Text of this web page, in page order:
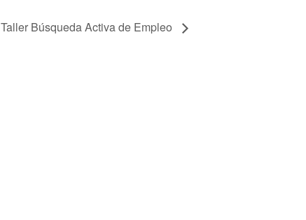
Taller Búsqueda Activa de Empleo